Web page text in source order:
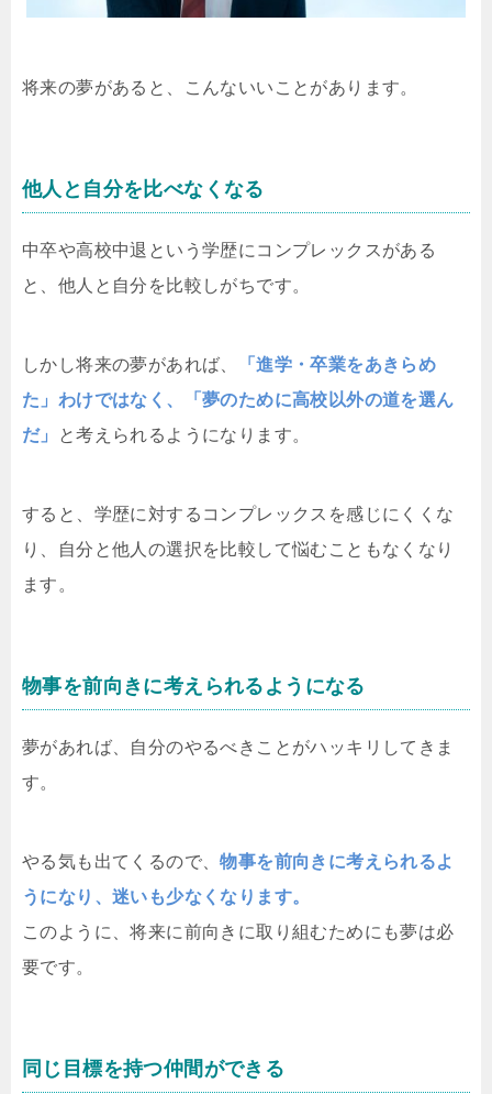
将来の夢があると、こんないいことがあります。
他人と自分を比べなくなる
中卒や高校中退という学歴にコンプレックスがある
と、他人と自分を比較しがちです。
しかし将来の夢があれば、
「進学・卒業をあきらめ
た」わけではなく、「夢のために高校以外の道を選ん
だ」
と考えられるようになります。
すると、学歴に対するコンプレックスを感じにくくな
り、自分と他人の選択を比較して悩むこともなくなり
ます。
物事を前向きに考えられるようになる
夢があれば、自分のやるべきことがハッキリしてきま
す。
やる気も出てくるので、物事を前向きに考えられるよ
うになり、迷いも少なくなります。
このように、将来に前向きに取り組むためにも夢は必
要です。
同じ目標を持つ仲間ができる